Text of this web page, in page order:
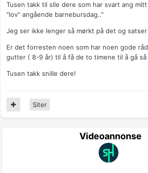
Tusen takk til slle dere som har svart ang
"lov" angående barnebursdag.."
Jeg ser ikke lenger så mørkt på det og
Er det forresten noen som har noen gode
gutter ( 8-9 år) til å få de to timene til å gå så
Tusen takk snille dere!
Siter
Videoannonse